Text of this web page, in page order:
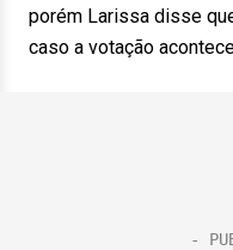
porém Larissa disse
caso a votação